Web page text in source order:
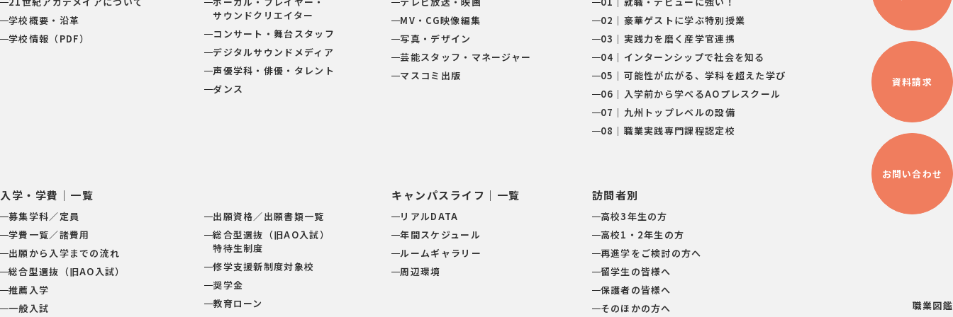
学校概要・沿革
学校情報（PDF）
サウンドクリエイター
コンサート・舞台スタッフ
デジタルサウンドメディア
声優学科・俳優・タレント
ダンス
MV・CG映像編集
写真・デザイン
芸能スタッフ・マネージャー
マスコミ出版
02｜豪華ゲストに学ぶ特別授業
03｜実践力を磨く産学官連携
04｜インターンシップで社会を知る
05｜可能性が広がる、学科を超えた学び
06｜入学前から学べるAOプレスクール
07｜九州トップレベルの設備
08｜職業実践専門課程認定校
入学・学費｜一覧
募集学科／定員
学費一覧／諸費用
出願から入学までの流れ
総合型選抜（旧AO入試）
推薦入学
一般入試
出願資格／出願書類一覧
総合型選抜（旧AO入試）
特待生制度
修学支援新制度対象校
奨学金
教育ローン
キャンパスライフ｜一覧
リアルDATA
年間スケジュール
ルームギャラリー
周辺環境
訪問者別
高校3年生の方
高校1・2年生の方
再進学をご検討の方へ
留学生の皆様へ
保護者の皆様へ
そのほかの方へ
資料請求
お問い合わせ
職業図鑑